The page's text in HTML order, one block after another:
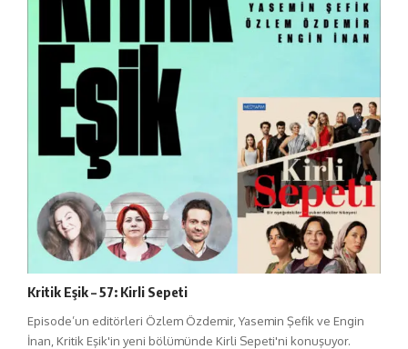
Kritik Eşik – 57: Kirli Sepeti
Episode’un editörleri Özlem Özdemir, Yasemin Şefik ve Engin
İnan, Kritik Eşik'in yeni bölümünde Kirli Sepeti'ni konuşuyor.